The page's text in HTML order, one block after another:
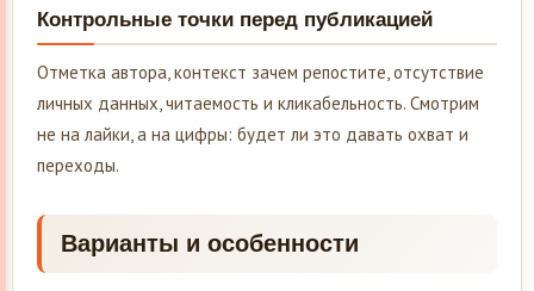
Контрольные точки перед публикацией
Отметка автора, контекст зачем репостите, отсутствие
личных данных, читаемость и кликабельность. Смотрим
не на лайки, а на цифры: будет ли это давать охват и
переходы.
Варианты и особенности